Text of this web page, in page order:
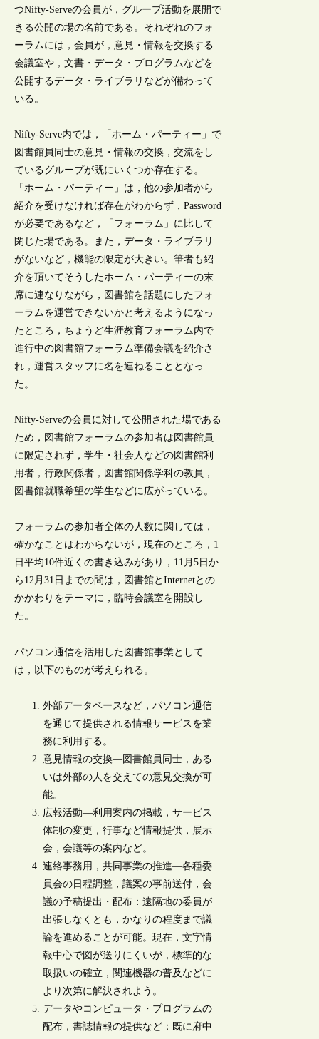
つNifty-Serveの会員が，グループ活動を展開で
きる公開の場の名前である。それぞれのフォ
ーラムには，会員が，意見・情報を交換する
会議室や，文書・データ・プログラムなどを
公開するデータ・ライブラリなどが備わって
いる。
Nifty-Serve内では，「ホーム・パーティー」で
図書館員同士の意見・情報の交換，交流をし
ているグループが既にいくつか存在する。
「ホーム・パーティー」は，他の参加者から
紹介を受けなければ存在がわからず，Password
が必要であるなど，「フォーラム」に比して
閉じた場である。また，データ・ライブラリ
がないなど，機能の限定が大きい。筆者も紹
介を頂いてそうしたホーム・パーティーの末
席に連なりながら，図書館を話題にしたフォ
ーラムを運営できないかと考えるようになっ
たところ，ちょうど生涯教育フォーラム内で
進行中の図書館フォーラム準備会議を紹介さ
れ，運営スタッフに名を連ねることとなっ
た。
Nifty-Serveの会員に対して公開された場である
ため，図書館フォーラムの参加者は図書館員
に限定されず，学生・社会人などの図書館利
用者，行政関係者，図書館関係学科の教員，
図書館就職希望の学生などに広がっている。
フォーラムの参加者全体の人数に関しては，
確かなことはわからないが，現在のところ，1
日平均10件近くの書き込みがあり，11月5日か
ら12月31日までの間は，図書館とInternetとの
かかわりをテーマに，臨時会議室を開設し
た。
パソコン通信を活用した図書館事業として
は，以下のものが考えられる。
外部データベースなど，パソコン通信
を通じて提供される情報サービスを業
務に利用する。
意見情報の交換―図書館員同士，ある
いは外部の人を交えての意見交換が可
能。
広報活動―利用案内の掲載，サービス
体制の変更，行事など情報提供，展示
会，会議等の案内など。
連絡事務用，共同事業の推進―各種委
員会の日程調整，議案の事前送付，会
議の予稿提出・配布：遠隔地の委員が
出張しなくとも，かなりの程度まで議
論を進めることが可能。現在，文字情
報中心で図が送りにくいが，標準的な
取扱いの確立，関連機器の普及などに
より次第に解決されよう。
データやコンピュータ・プログラムの
配布，書誌情報の提供など：既に府中